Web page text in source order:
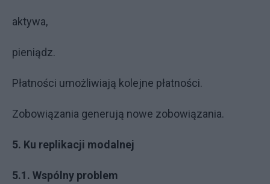
aktywa,
pieniądz.
Płatności umożliwiają kolejne płatności.
Zobowiązania generują nowe zobowiązania.
5. Ku replikacji modalnej
5.1. Wspólny problem